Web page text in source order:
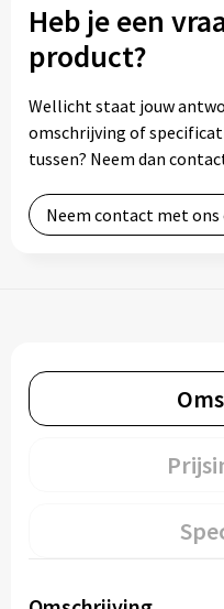
Heb je een
product?
Wellicht staat jouw
omschrijving of
tussen? Neem dan
Neem contact met ons